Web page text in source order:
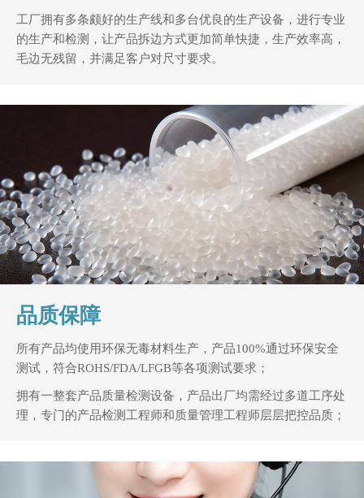
工厂拥有多条颇好的生产线和多台优良的生产设备，进行专业
的生产和检测，让产品拆边方式更加简单快捷，生产效率高，
毛边无残留，并满足客户对尺寸要求。
品质保障
所有产品均使用环保无毒材料生产，产品100%通过环保安全
测试，符合ROHS/FDA/LFGB等各项测试要求；
拥有一整套产品质量检测设备，产品出厂均需经过多道工序处
理，专门的产品检测工程师和质量管理工程师层层把控品质；